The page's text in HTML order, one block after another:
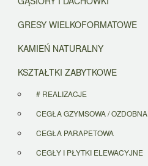
GRESY WIELKOFORMATOWE
KAMIEŃ NATURALNY
KSZTAŁTKI ZABYTKOWE
# REALIZACJE
CEGŁA GZYMSOWA / OZDOBNA
CEGŁA PARAPETOWA
CEGŁY I PŁYTKI ELEWACYJNE